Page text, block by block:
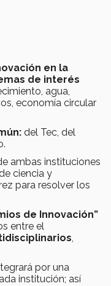
en la
de interés
agua,
economía circular
del Tec, del
ambas instituciones
ciencia y
para resolver los
de Innovación”
entre el
,
por una
institución; así